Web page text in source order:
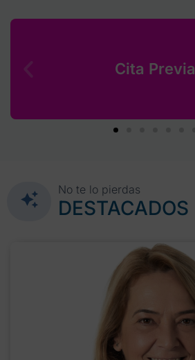
Cita Previa
No te lo pierdas
DESTACADOS